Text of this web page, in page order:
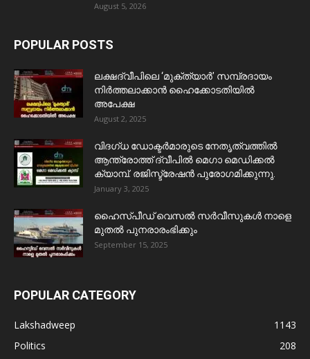
August 5, 2026
POPULAR POSTS
ലക്ഷദ്വീപിലെ ‘മുക്ത്യാർ’ സമ്പ്രദായം
നിർത്തലാക്കാൻ ഹൈക്കോടതിയിൽ
അപേക്ഷ
August 2, 2025
വിദഗ്ധ ഡോക്ടർമാരുടെ നേതൃത്വത്തിൽ
ആന്ത്രോത്ത് ദ്വീപിൽ മെഗാ മെഡിക്കൽ
ക്യാമ്പ്. രജിസ്ട്രേഷൻ പുരോഗമിക്കുന്നു.
January 3, 2025
ഹൈസ്പീഡ് വെസൽ സർവീസുകൾ നാളെ
മുതൽ പുനരാരംഭിക്കും
September 15, 2025
POPULAR CATEGORY
Lakshadweep
1143
Politics
208